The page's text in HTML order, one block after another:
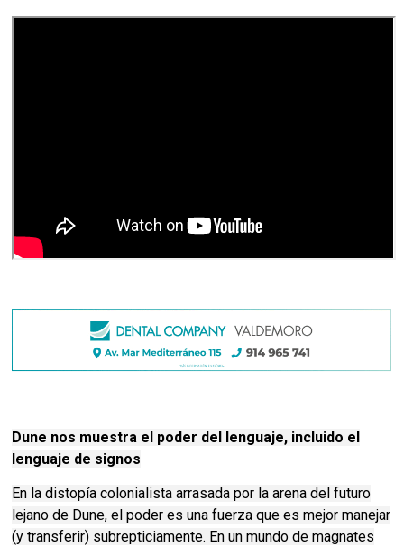
Dune nos muestra el poder del lenguaje, incluido el
lenguaje de signos
En la distopía colonialista arrasada por la arena del futuro
lejano de Dune, el poder es una fuerza que es mejor manejar
(y transferir) subrepticiamente. En un mundo de magnates